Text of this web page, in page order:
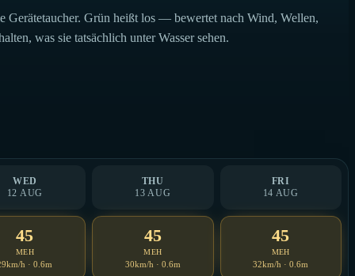
Grün heißt los — bewertet nach Wind, Wellen,
was sie tatsächlich unter Wasser sehen.
WED
12 AUG
THU
13 AUG
FRI
14 AUG
45
MEH
h · 0.6m
45
MEH
30km/h · 0.6m
45
MEH
32km/h · 0.6m